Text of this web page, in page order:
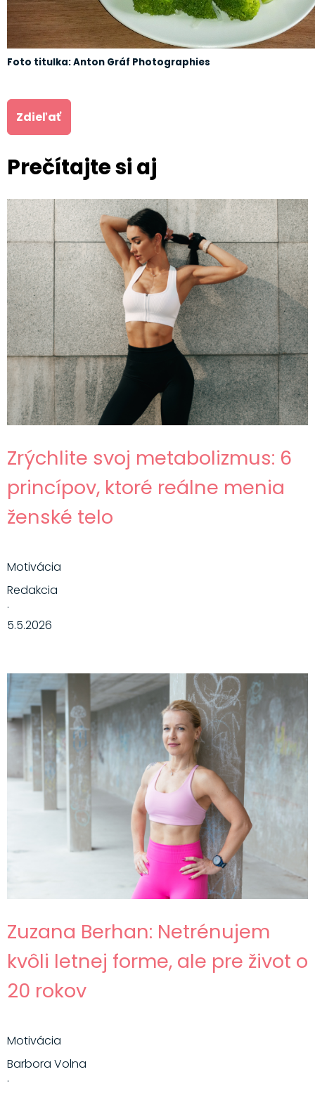
Foto titulka: Anton Gráf Photographies
Zdieľať
Prečítajte si aj
Zrýchlite svoj metabolizmus: 6
princípov, ktoré reálne menia
ženské telo
Motivácia
Redakcia
·
5.5.2026
Zuzana Berhan: Netrénujem
kvôli letnej forme, ale pre život o
20 rokov
Motivácia
Barbora Volna
·